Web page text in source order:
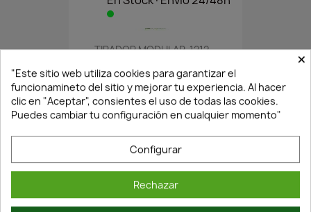
TIRADOR MODULAR..1212...
2,89 €
2,02 € ×
"Este sitio web utiliza cookies para garantizar el
funcionamineto del sitio y mejorar tu experiencia. Al hacer
clic en "Aceptar", consientes el uso de todas las cookies.
Puedes cambiar tu configuración en cualquier momento"
Configurar
Rechazar